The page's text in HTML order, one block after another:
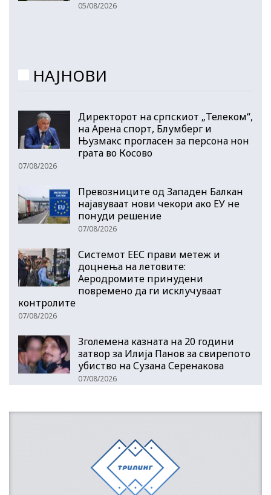
05/08/2026
НАЈНОВИ
Директорот на српскиот „Телеком“,
на Арена спорт, Блумберг и
Њузмакс прогласен за персона нон
грата во Косово
07/08/2026
Превозниците од Западен Балкан
најавуваат нови чекори ако ЕУ не
понуди решение
07/08/2026
Системот ЕЕС прави метеж и
доцнења на летовите:
Аеродромите принудени
повремено да ги исклучуваат
контролите
07/08/2026
Зголемена казната на 20 години
затвор за Илија Панов за свирепото
убиство на Сузана Серенакова
07/08/2026